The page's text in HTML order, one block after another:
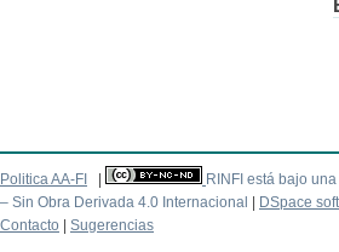
Politica AA-FI RINFI está bajo una
– Sin Obra Derivada 4.0 Internacional
DSpace
Contacto
Sugerencias